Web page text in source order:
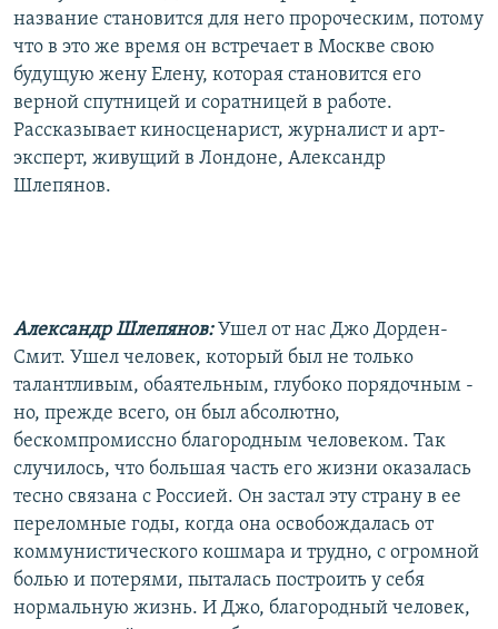
название становится для него пророческим, потому
что в это же время он встречает в Москве свою
будущую жену Елену, которая становится его
верной спутницей и соратницей в работе.
Рассказывает киносценарист, журналист и арт-
эксперт, живущий в Лондоне, Александр
Шлепянов.
Александр Шлепянов:Ушел от нас Джо Дорден-
Смит. Ушел человек, который был не только
талантливым, обаятельным, глубоко порядочным -
но, прежде всего, он был абсолютно,
бескомпромиссно благородным человеком. Так
случилось, что большая часть его жизни оказалась
тесно связана с Россией. Он застал эту страну в ее
переломные годы, когда она освобождалась от
коммунистического кошмара и трудно, с огромной
болью и потерями, пыталась построить у себя
нормальную жизнь. И Джо, благородный человек,